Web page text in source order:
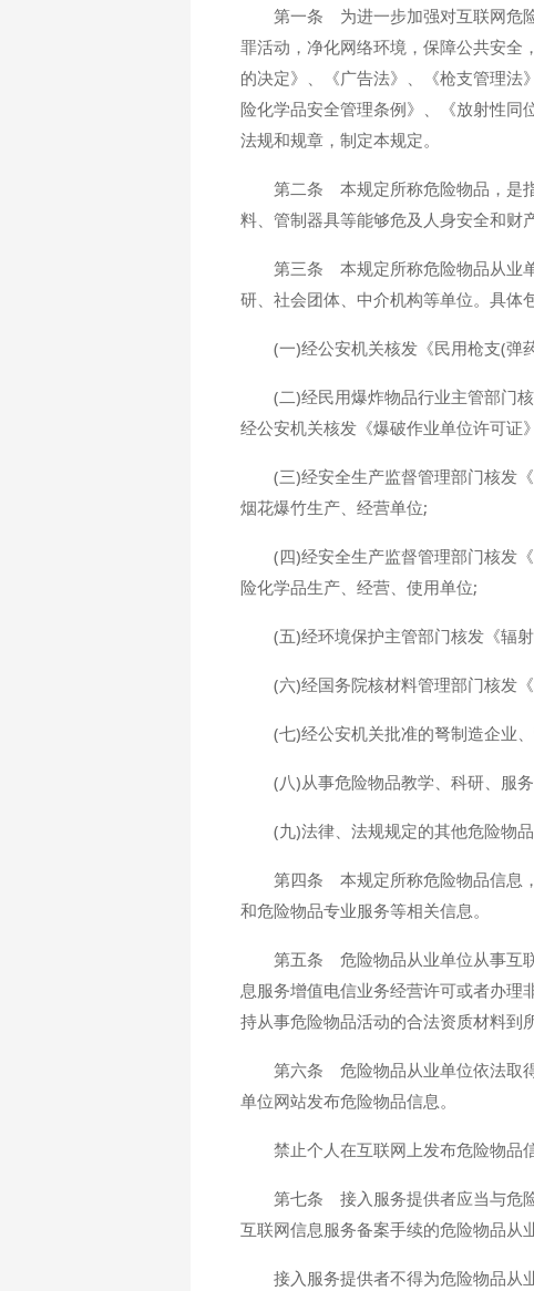
第一条 为进一步加强对互联网危
罪活动，净化网络环境，保障公共安全
的决定》、《广告法》、《枪支管理
险化学品安全管理条例》、《放射性同
法规和规章，制定本规定。
第二条 本规定所称危险物品，是
料、管制器具等能够危及人身安全和财
第三条 本规定所称危险物品从业
研、社会团体、中介机构等单位。具体
(一)经公安机关核发《民用枪支(弹
(二)经民用爆炸物品行业主管部门
经公安机关核发《爆破作业单位许可证
(三)经安全生产监督管理部门核发
烟花爆竹生产、经营单位;
(四)经安全生产监督管理部门核发
险化学品生产、经营、使用单位;
(五)经环境保护主管部门核发《辐
(六)经国务院核材料管理部门核发
(七)经公安机关批准的弩制造企业
(八)从事危险物品教学、科研、服
(九)法律、法规规定的其他危险物品
第四条 本规定所称危险物品信息
和危险物品专业服务等相关信息。
第五条 危险物品从业单位从事互
息服务增值电信业务经营许可或者办理
持从事危险物品活动的合法资质材料到
第六条 危险物品从业单位依法取
单位网站发布危险物品信息。
禁止个人在互联网上发布危险物品信
第七条 接入服务提供者应当与危
互联网信息服务备案手续的危险物品从
接入服务提供者不得为危险物品从